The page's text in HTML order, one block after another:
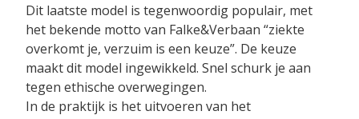
Dit laatste model is tegenwoordig populair, met
het bekende motto van Falke&Verbaan “ziekte
overkomt je, verzuim is een keuze”. De keuze
maakt dit model ingewikkeld. Snel schurk je aan
tegen ethische overwegingen.
In de praktijk is het uitvoeren van het